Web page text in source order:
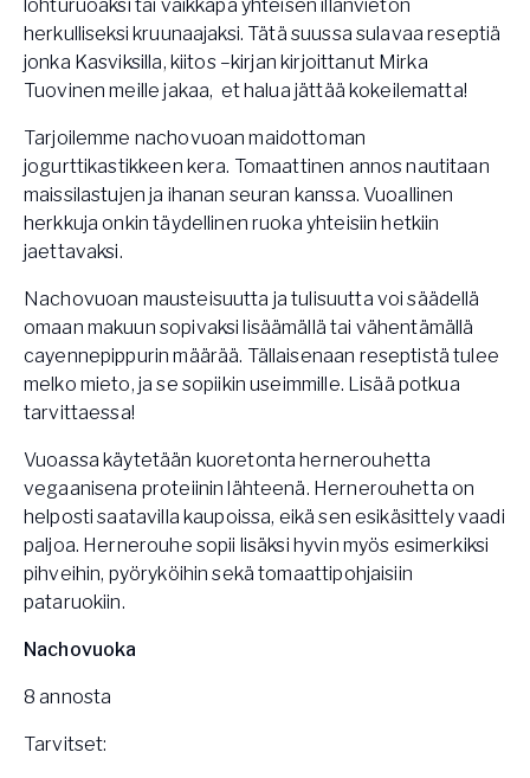
lohturuoaksi tai vaikkapa yhteisen illanvieton
herkulliseksi kruunaajaksi. Tätä suussa sulavaa reseptiä
jonka Kasviksilla, kiitos –kirjan kirjoittanut Mirka
Tuovinen meille jakaa, et halua jättää kokeilematta!
Tarjoilemme nachovuoan maidottoman
jogurttikastikkeen kera. Tomaattinen annos nautitaan
maissilastujen ja ihanan seuran kanssa. Vuoallinen
herkkuja onkin täydellinen ruoka yhteisiin hetkiin
jaettavaksi.
Nachovuoan mausteisuutta ja tulisuutta voi säädellä
omaan makuun sopivaksi lisäämällä tai vähentämällä
cayennepippurin määrää. Tällaisenaan reseptistä tulee
melko mieto, ja se sopiikin useimmille. Lisää potkua
tarvittaessa!
Vuoassa käytetään kuoretonta hernerouhetta
vegaanisena proteiinin lähteenä. Hernerouhetta on
helposti saatavilla kaupoissa, eikä sen esikäsittely vaadi
paljoa. Hernerouhe sopii lisäksi hyvin myös esimerkiksi
pihveihin, pyöryköihin sekä tomaattipohjaisiin
pataruokiin.
Nachovuoka
8 annosta
Tarvitset: